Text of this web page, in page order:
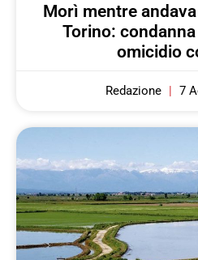
Morì mentre
Torino:
omicidio
Redazione 7